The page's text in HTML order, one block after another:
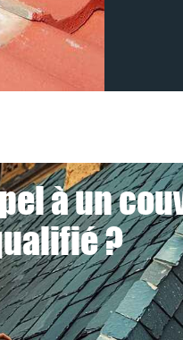
à un
?